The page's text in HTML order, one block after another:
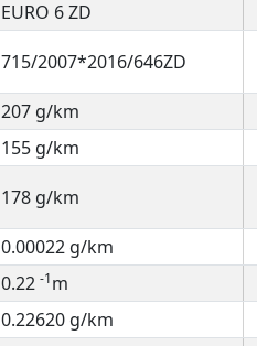
EURO 6 ZD
715/2007*2016/646ZD
207 g/km
155 g/km
178 g/km
0.00022 g/km
0.22 -1m
0.22620 g/km